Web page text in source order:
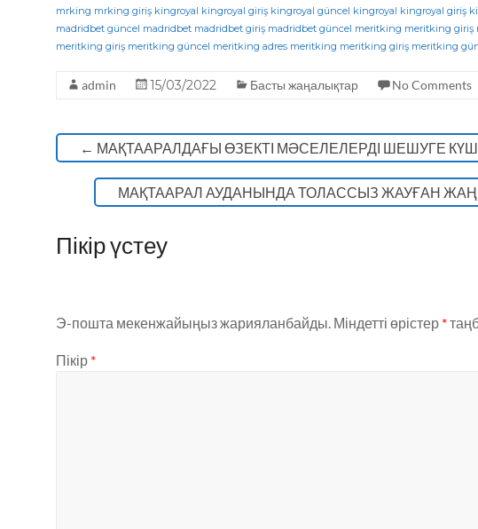
c
e
b
o
k
it
te
e
g
ra
m
a
ts
A
p
mrking mrking giriş kingroyal kingroyal giriş kingroyal güncel kingroyal kingroyal giriş
madridbet güncel madridbet madridbet giriş madridbet güncel meritking meritking giriş
meritking giriş meritking güncel meritking adres meritking meritking giriş meritking
admin 15/03/2022 Басты жаңалықтар No Comments
← МАҚТААРАЛДАҒЫ ӨЗЕКТІ МӘСЕЛЕЛЕРДІ ШЕШУГЕ
МАҚТААРАЛ АУДАНЫНДА ТОЛАССЫЗ ЖАУҒАН
Пікір үстеу
Э-пошта мекенжайыңыз жарияланбайды. Міндетті өрістер *
Пікір *